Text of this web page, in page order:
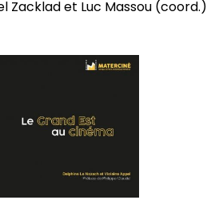
Zacklad et Luc Massou (coord.)